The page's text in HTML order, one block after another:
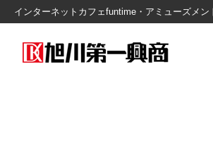
インターネットカフェfuntime・アミューズメ